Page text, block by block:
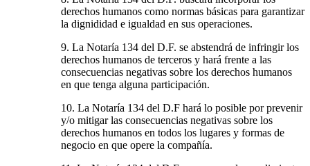
derechos humanos como normas básicas para garantizar
la dignididad e igualdad en sus operaciones.
9. La Notaría 134 del D.F. se abstendrá de infringir los
derechos humanos de terceros y hará frente a las
consecuencias negativas sobre los derechos humanos
en que tenga alguna participación.
10. La Notaría 134 del D.F hará lo posible por prevenir
y/o mitigar las consecuencias negativas sobre los
derechos humanos en todos los lugares y formas de
negocio en que opere la compañía.